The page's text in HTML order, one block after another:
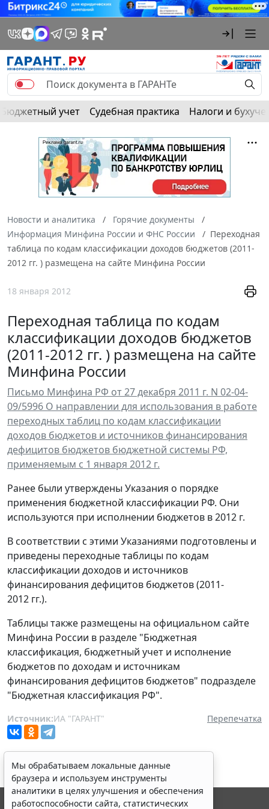
Бюджетный учет Судебная практика Налоги и
Новости и аналитика
Горячие документы
Информация Минфина России и ФНС России
Переходная
таблица по кодам классификации доходов бюджетов (2011-
2012 гг. ) размещена на сайте Минфина России
18 января 2012
Переходная таблица по кодам
классификации доходов бюджетов
(2011-2012 гг. ) размещена на сайте
Минфина России
Письмо Минфина РФ от 27 декабря 2011 г. N 02-04-
09/5996 О направлении для использования в работе
переходных таблиц по кодам классификации
доходов бюджетов и источников финансирования
дефицитов бюджетов бюджетной системы РФ,
применяемым с 1 января 2012 г.
Ранее были утверждены Указания о порядке
применения бюджетной классификации РФ. Они
используются при исполнении бюджетов в 2012 г.
В соответствии с этими Указаниями подготовлены и
приведены переходные таблицы по кодам
классификации доходов и источников
финансирования дефицитов бюджетов (2011-
2012 гг.).
Таблицы также размещены на официальном сайте
Минфина России в разделе "Бюджетная
классификация, бюджетный учет и исполнение
бюджетов по доходам и источникам
финансирования дефицитов бюджетов" подразделе
"Бюджетная классификация РФ".
Источник:ИА "ГАРАНТ" Перепечатка
Мы обрабатываем локальные данные
браузера и используем инструменты
аналитики в целях улучшения и обеспечения
работоспособности сайта, статистических